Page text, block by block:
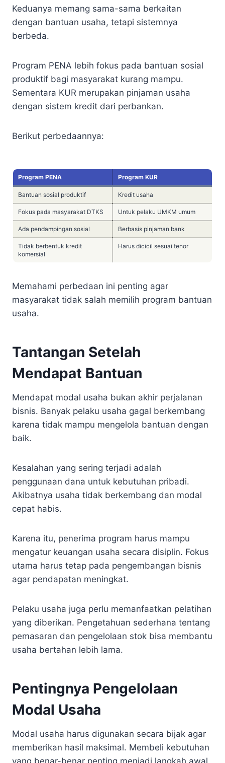
Keduanya memang sama-sama berkaitan
dengan bantuan usaha, tetapi sistemnya
berbeda.
Program PENA lebih fokus pada bantuan sosial
produktif bagi masyarakat kurang mampu.
Sementara KUR merupakan pinjaman usaha
dengan sistem kredit dari perbankan.
Berikut perbedaannya:
Program PENA Program KUR
Bantuan sosial produktif Kredit usaha
Fokus pada masyarakat DTKS Untuk pelaku UMKM umum
Ada pendampingan sosial Berbasis pinjaman bank
Tidak berbentuk kredit
komersial
Harus dicicil sesuai tenor
Memahami perbedaan ini penting agar
masyarakat tidak salah memilih program bantuan
usaha.
Tantangan Setelah
Mendapat Bantuan
Mendapat modal usaha bukan akhir perjalanan
bisnis. Banyak pelaku usaha gagal berkembang
karena tidak mampu mengelola bantuan dengan
baik.
Kesalahan yang sering terjadi adalah
penggunaan dana untuk kebutuhan pribadi.
Akibatnya usaha tidak berkembang dan modal
cepat habis.
Karena itu, penerima program harus mampu
mengatur keuangan usaha secara disiplin. Fokus
utama harus tetap pada pengembangan bisnis
agar pendapatan meningkat.
Pelaku usaha juga perlu memanfaatkan pelatihan
yang diberikan. Pengetahuan sederhana tentang
pemasaran dan pengelolaan stok bisa membantu
usaha bertahan lebih lama.
Pentingnya Pengelolaan
Modal Usaha
Modal usaha harus digunakan secara bijak agar
memberikan hasil maksimal. Membeli kebutuhan
yang benar-benar penting menjadi langkah awal